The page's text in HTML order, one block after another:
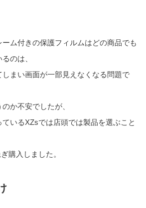
ーム付きの保護フィルムはどの商品でも
のは、
まい画面が一部見えなくなる問題で
か不安でしたが、
いるXZsでは店頭では製品を選ぶこと
購入しました。